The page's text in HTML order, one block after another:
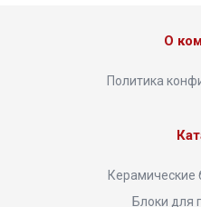
О
Политика
Керамические
Блоки для